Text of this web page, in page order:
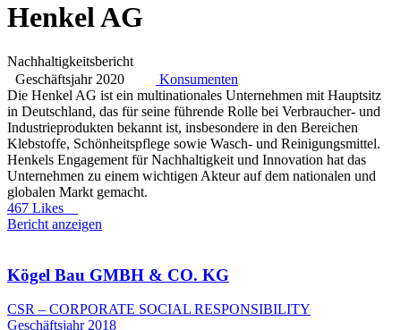
Henkel AG
Nachhaltigkeitsbericht
Geschäftsjahr 2020
Konsumenten
Die Henkel AG ist ein multinationales Unternehmen mit Hauptsitz
in Deutschland, das für seine führende Rolle bei Verbraucher- und
Industrieprodukten bekannt ist, insbesondere in den Bereichen
Klebstoffe, Schönheitspflege sowie Wasch- und Reinigungsmittel.
Henkels Engagement für Nachhaltigkeit und Innovation hat das
Unternehmen zu einem wichtigen Akteur auf dem nationalen und
globalen Markt gemacht.
467 Likes
Bericht anzeigen
Kögel Bau GMBH & CO. KG
CSR – CORPORATE SOCIAL RESPONSIBILITY
Geschäftsjahr 2018